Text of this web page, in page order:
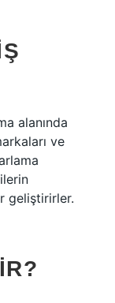
alanında
ve
geliştirirler.